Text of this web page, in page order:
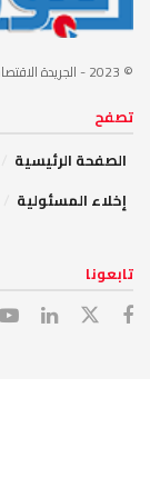
© 2023 - الجريدة
تصفح
الصفحة الرئيسية
إخلاء المسئولية
تابعونا